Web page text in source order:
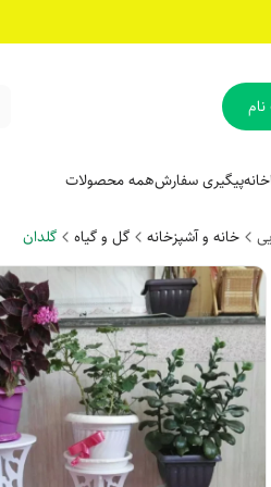
خانهپیگیری سفارشهمه محصولات
خانه و آشپزخانه گل و گیاه گلدان